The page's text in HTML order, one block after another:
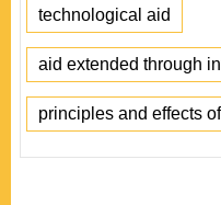
technological aid
aid extended through
principles and effects